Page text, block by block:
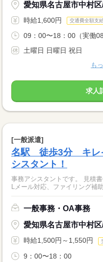
愛知県名古屋市中村
時給1,600円 交通費全額支
09：00〜18：00（実働
土曜日 日曜日 祝日
も
求人
[一般派遣]
名駅 徒歩3分 キレ
シスタント！
事務アシスタントです。 見積
Lメール対応、ファイリング補
一般事務・OA事務
愛知県名古屋市中村区
時給1,500円～1,550円
9：00〜18：00